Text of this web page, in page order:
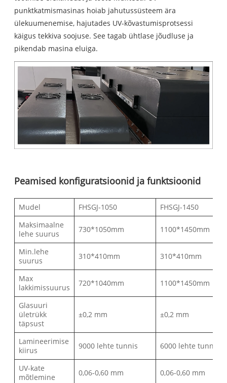
punktkatmismasinas hoiab jahutussüsteem ära
ülekuumenemise, hajutades UV-kõvastumisprotsessi
käigus tekkiva soojuse. See tagab ühtlase jõudluse ja
pikendab masina eluiga.
Peamised konfiguratsioonid ja funktsioonid
Mudel FHSGJ-1050
FHSGJ-1450
Maksimaalne
lehe suurus
730*1050mm 1100*1450mm
Min.lehe
suurus
310*410mm 310*410mm
Max
lakkimissuurus
720*1040mm 1100*1450mm
Glasuuri
ületrükk
täpsust
±0,2 mm ±0,2 mm
Lamineerimise
kiirus
9000 lehte tunnis 6000 lehte tunnis
UV-kate
mõtlemine
0,06-0,60 mm 0,06-0,60 mm